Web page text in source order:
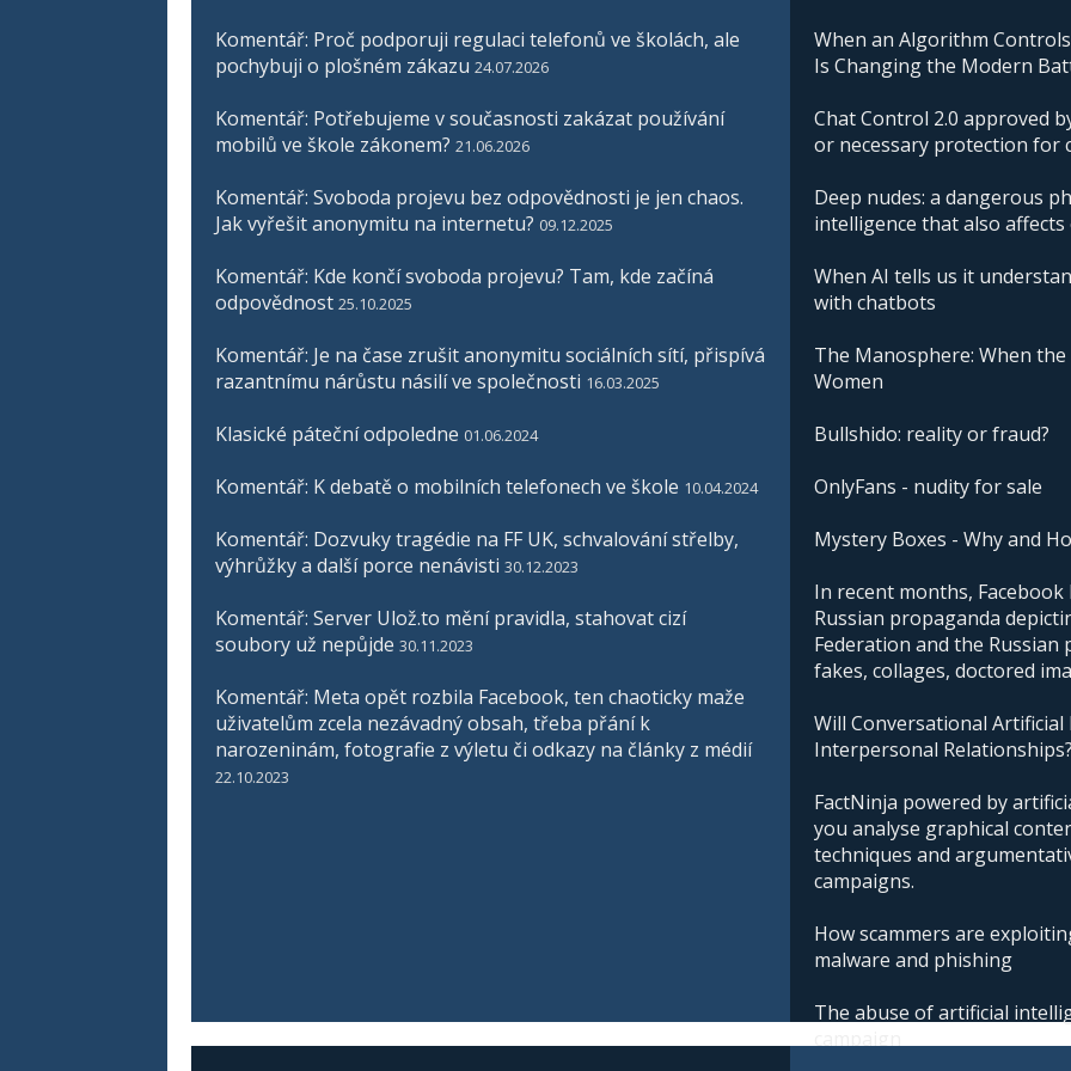
Komentář: Proč podporuji regulaci telefonů ve školách, ale
pochybuji o plošném zákazu 24.07.2026
Komentář: Potřebujeme v současnosti zakázat používání
mobilů ve škole zákonem? 21.06.2026
Komentář: Svoboda projevu bez odpovědnosti je jen chaos.
Jak vyřešit anonymitu na internetu? 09.12.2025
Komentář: Kde končí svoboda projevu? Tam, kde začíná
odpovědnost 25.10.2025
Komentář: Je na čase zrušit anonymitu sociálních sítí, přispívá
razantnímu nárůstu násilí ve společnosti 16.03.2025
Klasické páteční odpoledne 01.06.2024
Komentář: K debatě o mobilních telefonech ve škole 10.04.2024
Komentář: Dozvuky tragédie na FF UK, schvalování střelby,
výhrůžky a další porce nenávisti 30.12.2023
Komentář: Server Ulož.to mění pravidla, stahovat cizí
soubory už nepůjde 30.11.2023
Komentář: Meta opět rozbila Facebook, ten chaoticky maže
uživatelům zcela nezávadný obsah, třeba přání k
narozeninám, fotografie z výletu či odkazy na články z médií
22.10.2023
When an Algorithm
Is Changing the Modern
Chat Control 2.0 approved
or necessary protection for
Deep nudes: a dangerous
intelligence that also affects
When AI tells us it
with chatbots
The Manosphere: When
Women
Bullshido: reality or fraud?
OnlyFans - nudity for sale
Mystery Boxes - Why and
In recent months,
Russian propaganda
Federation and the Russian
fakes, collages, doctored
Will Conversational
Interpersonal
FactNinja powered by
you analyse graphical
techniques and
campaigns.
How scammers are
malware and phishing
The abuse of artificial